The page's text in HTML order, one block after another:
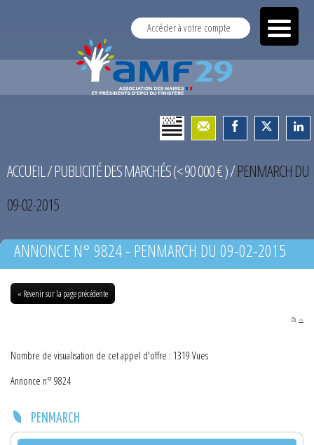
Accéder à votre compte
ACCUEIL/PUBLICITÉ DES MARCHÉS (< 90 000 € )/PENMARCH DU
09-02-2015
ANNONCE N° 9824 - PENMARCH DU 09-02-2015
« Revenir sur la page précédente
PDF
Nombre de visualisation de cet appel d'offre : 1319 Vues
Annonce n° 9824
PENMARCH